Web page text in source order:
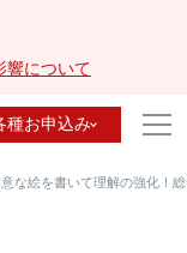
響について
種お申込み
な絵を書いて理解の強化！